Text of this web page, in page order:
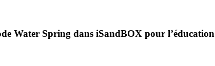
Water Spring dans iSandBOX pour l’éducation